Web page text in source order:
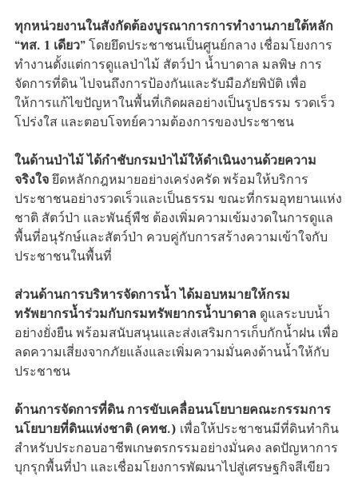
ทุกหน่วยงานในสังกัดต้องบูรณาการการทำงานภายใต้หลัก
“ทส. 1 เดียว” โดยยึดประชาชนเป็นศูนย์กลาง เชื่อมโยงการ
ทำงานตั้งแต่การดูแลป่าไม้ สัตว์ป่า น้ำบาดาล มลพิษ การ
จัดการที่ดิน ไปจนถึงการป้องกันและรับมือภัยพิบัติ เพื่อ
ให้การแก้ไขปัญหาในพื้นที่เกิดผลอย่างเป็นรูปธรรม รวดเร็ว
โปร่งใส และตอบโจทย์ความต้องการของประชาชน
ในด้านป่าไม้ ได้กำชับกรมป่าไม้ให้ดำเนินงานด้วยความ
จริงใจ ยึดหลักกฎหมายอย่างเคร่งครัด พร้อมให้บริการ
ประชาชนอย่างรวดเร็วและเป็นธรรม ขณะที่กรมอุทยานแห่ง
ชาติ สัตว์ป่า และพันธุ์พืช ต้องเพิ่มความเข้มงวดในการดูแล
พื้นที่อนุรักษ์และสัตว์ป่า ควบคู่กับการสร้างความเข้าใจกับ
ประชาชนในพื้นที่
ส่วนด้านการบริหารจัดการน้ำ ได้มอบหมายให้กรม
ทรัพยากรน้ำร่วมกับกรมทรัพยากรน้ำบาดาล ดูแลระบบน้ำ
อย่างยั่งยืน พร้อมสนับสนุนและส่งเสริมการเก็บกักน้ำฝน เพื่อ
ลดความเสี่ยงจากภัยแล้งและเพิ่มความมั่นคงด้านน้ำให้กับ
ประชาชน
ด้านการจัดการที่ดิน การขับเคลื่อนนโยบายคณะกรรมการ
นโยบายที่ดินแห่งชาติ (คทช.) เพื่อให้ประชาชนมีที่ดินทำกิน
สำหรับประกอบอาชีพเกษตรกรรมอย่างมั่นคง ลดปัญหาการ
บุกรุกพื้นที่ป่า และเชื่อมโยงการพัฒนาไปสู่เศรษฐกิจสีเขียว